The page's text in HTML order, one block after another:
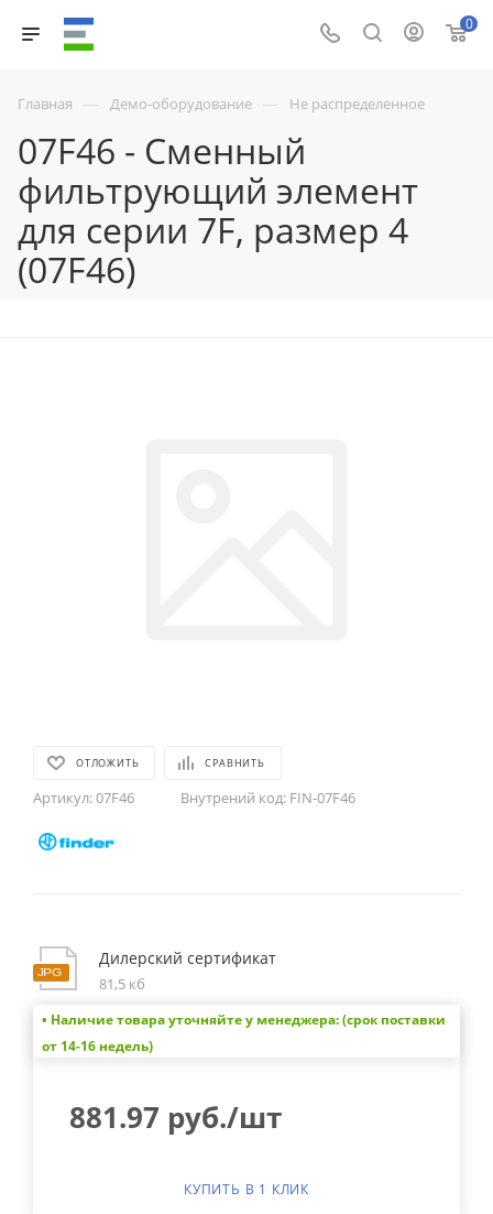
0
Главная — Демо-оборудование — Не распределенное
07F46 - Сменный
фильтрующий элемент
для серии 7F, размер 4
(07F46)
ОТЛОЖИТЬ СРАВНИТЬ
Артикул:07F46 Внутрений код: FIN-07F46
Дилерский сертификат
81,5 кб
• Наличие товара уточняйте у менеджера: (срок поставки
от 14-16 недель)
881.97 руб./шт
КУПИТЬ В 1 КЛИК